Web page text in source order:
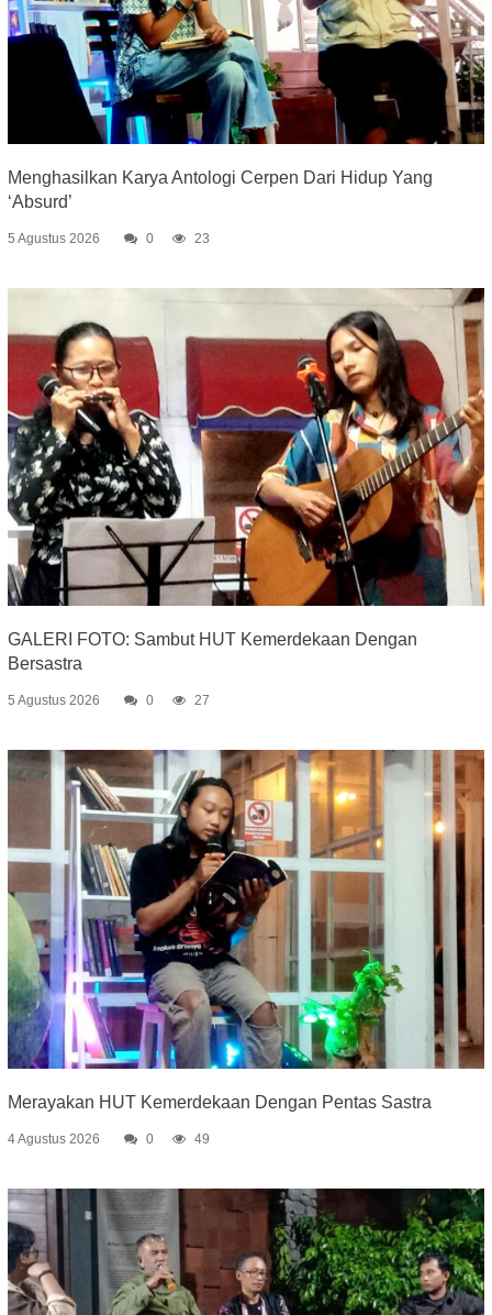
Menghasilkan Karya Antologi Cerpen Dari Hidup Yang
‘Absurd’
5 Agustus 2026 0 23
GALERI FOTO: Sambut HUT Kemerdekaan Dengan
Bersastra
5 Agustus 2026 0 27
Merayakan HUT Kemerdekaan Dengan Pentas Sastra
4 Agustus 2026 0 49